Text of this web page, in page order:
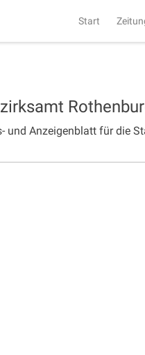
Start
und Anzeigenblatt für die